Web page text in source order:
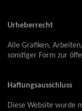
Urheberrecht
Alle Grafiken,
sonstiger Form zur
Haftungsausschluss
Diese Website wurde